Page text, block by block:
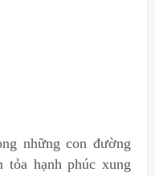
những con đường
tỏa hạnh phúc xung